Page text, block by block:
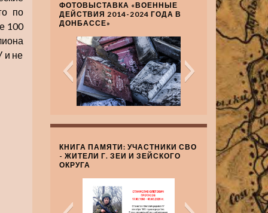
по
100
и не
ФОТОВЫСТАВКА «ВОЕННЫЕ
ДЕЙСТВИЯ 2014-2024 ГОДА В
ДОНБАССЕ»
КНИГА ПАМЯТИ: УЧАСТНИКИ СВО
- ЖИТЕЛИ Г. ЗЕИ И ЗЕЙСКОГО
ОКРУГА